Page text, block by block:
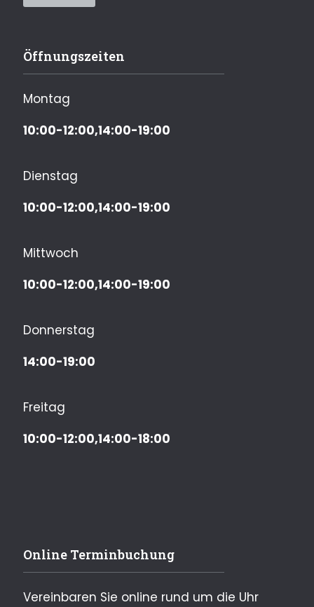
Öffnungszeiten
Montag
10:00-12:00,14:00-19:00
Dienstag
10:00-12:00,14:00-19:00
Mittwoch
10:00-12:00,14:00-19:00
Donnerstag
14:00-19:00
Freitag
10:00-12:00,14:00-18:00
Online Terminbuchung
Vereinbaren Sie online rund um die Uhr